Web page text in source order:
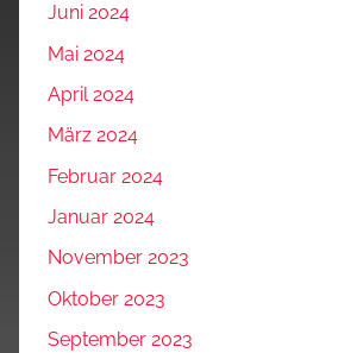
Juni 2024
Mai 2024
April 2024
März 2024
Februar 2024
Januar 2024
November 2023
Oktober 2023
September 2023